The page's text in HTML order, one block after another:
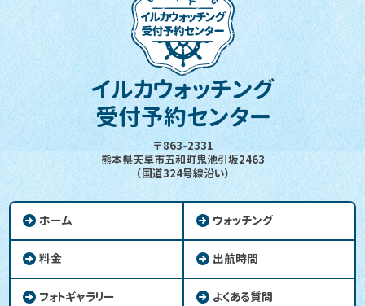
イルカウォッチング
受付予約センター
〒863-2331
熊本県天草市五和町鬼池引坂2463
（国道324号線沿い）
ホーム ウォッチング
料金 出航時間
フォトギャラリー よくある質問